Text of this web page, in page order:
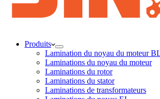
Produits
Lamination du noyau du moteur
Laminations du noyau du moteur
Laminations du rotor
Laminations du stator
Laminations de transformateurs